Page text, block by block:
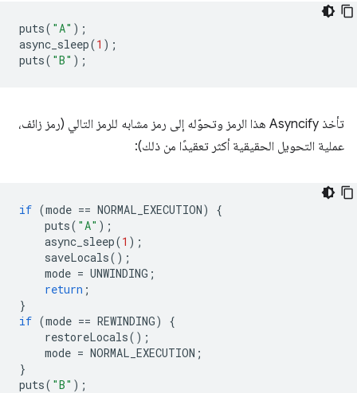
puts( "A" );
async_sleep(1 );
puts( "B" );
تأخذ Asyncify هذا الرمز وتحوّله إلى رمز مشابه للرمز التالي (رمز زائف،
عملية التحويل الحقيقية أكثر تعقيدًا من ذلك):
if (mode == NORMAL_EXECUTION)
{
puts( "A" );
async_sleep(1 );
saveLocals();
mode = UNWINDING ;
return ;
}
if (mode == REWINDING)
{
restoreLocals();
mode = NORMAL_EXECUTION ;
}
puts( "B" );